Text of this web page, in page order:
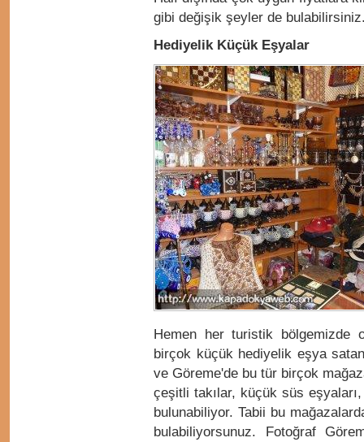
gibi değişik şeyler de
Hediyelik Küçük Eşyalar
Hemen her turistik bölgemizde
birçok küçük hediyelik eşya
ve Göreme'de bu tür birçok
çeşitli takılar, küçük süs
bulunabiliyor. Tabii bu
bulabiliyorsunuz. Fotoğraf